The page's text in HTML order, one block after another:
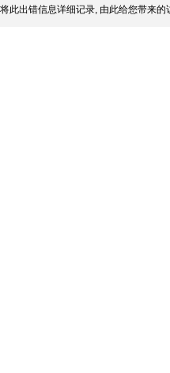
此出错信息详细记录, 由此给您带来的